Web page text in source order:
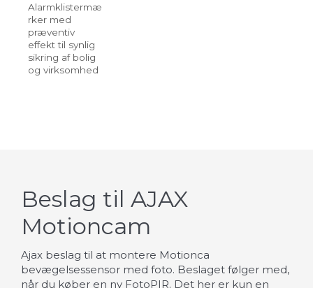
Alarmklistermæ
rker med
præventiv
effekt til synlig
sikring af bolig
og virksomhed
Beslag til AJAX
Motioncam
Ajax beslag til at montere Motionca
bevægelsessensor med foto. Beslaget følger med,
når du køber en ny FotoPIR. Det her er kun en